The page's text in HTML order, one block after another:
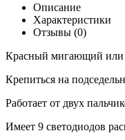
Описание
Характеристики
Отзывы (0)
Красный мигающий или
Крепиться на
Работает от двух
Имеет 9 светодиодов